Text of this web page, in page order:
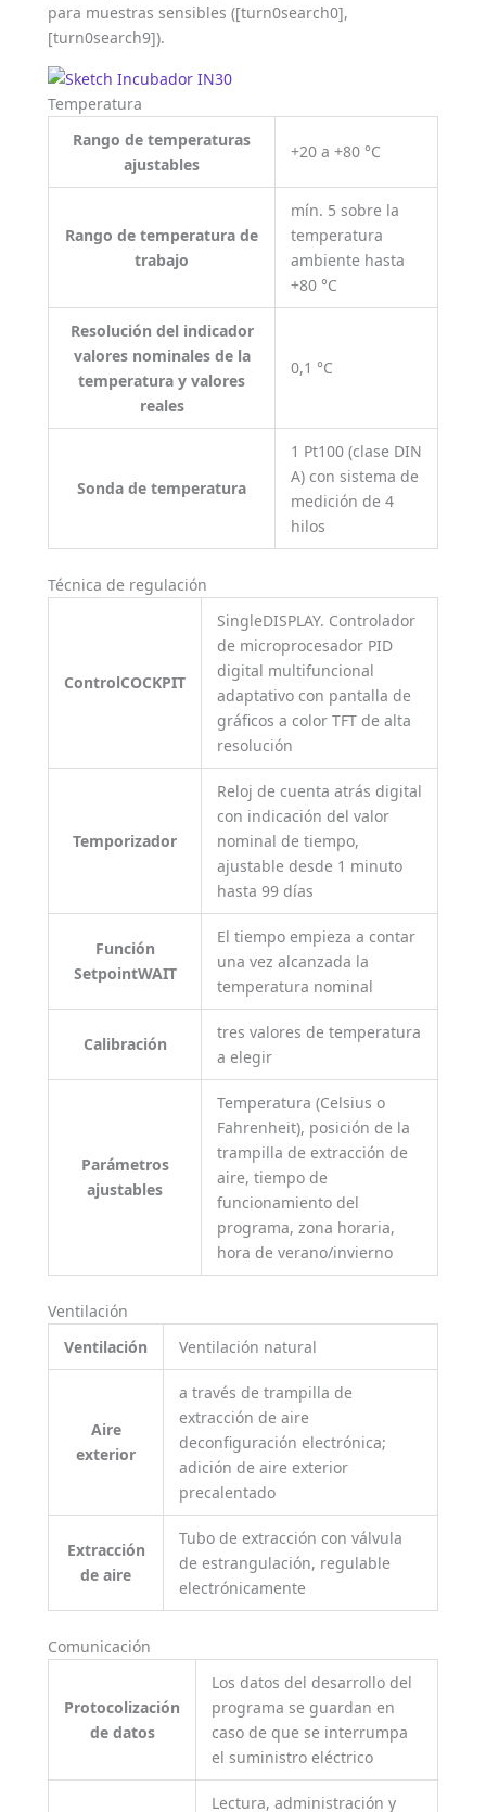
para muestras sensibles ([turn0search0],
[turn0search9]).
Temperatura
Rango de temperaturas
ajustables
+20 a +80 °C
Rango de temperatura de
trabajo
mín. 5 sobre la
temperatura
ambiente hasta
+80 °C
Resolución del indicador
valores nominales de la
temperatura y valores
reales
0,1 °C
Sonda de temperatura
1 Pt100 (clase DIN
A) con sistema de
medición de 4
hilos
Técnica de regulación
ControlCOCKPIT
SingleDISPLAY. Controlador
de microprocesador PID
digital multifuncional
adaptativo con pantalla de
gráficos a color TFT de alta
resolución
Temporizador
Reloj de cuenta atrás digital
con indicación del valor
nominal de tiempo,
ajustable desde 1 minuto
hasta 99 días
Función
SetpointWAIT
El tiempo empieza a contar
una vez alcanzada la
temperatura nominal
Calibración
tres valores de temperatura
a elegir
Parámetros
ajustables
Temperatura (Celsius o
Fahrenheit), posición de la
trampilla de extracción de
aire, tiempo de
funcionamiento del
programa, zona horaria,
hora de verano/invierno
Ventilación
Ventilación
Ventilación natural
Aire
exterior
a través de trampilla de
extracción de aire
deconfiguración electrónica;
adición de aire exterior
precalentado
Extracción
de aire
Tubo de extracción con válvula
de estrangulación, regulable
electrónicamente
Comunicación
Protocolización
de datos
Los datos del desarrollo del
programa se guardan en
caso de que se interrumpa
el suministro eléctrico
Lectura, administración y